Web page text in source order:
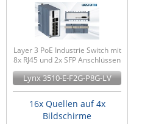
Layer 3 PoE Industrie Switch mit
8x RJ45 und 2x SFP Anschlüssen
Lynx 3510-E-F2G-P8G-LV
16x Quellen auf 4x
Bildschirme